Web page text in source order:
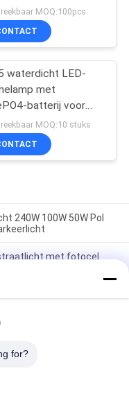
weglicht
MOQ:100pcs
waterdicht LED-
met
batterij voor
MOQ:10 stuks
240W 100W 50W Pol
met fotocel
Hub
for?